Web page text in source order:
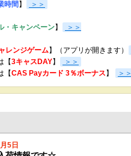
時間】 ＞＞
・キャンペーン】 ＞＞
レンジゲーム】（アプリが開きます）
【3キャスDAY】
＞＞
【CAS Payカード 3％ボーナス】 ＞＞
5日